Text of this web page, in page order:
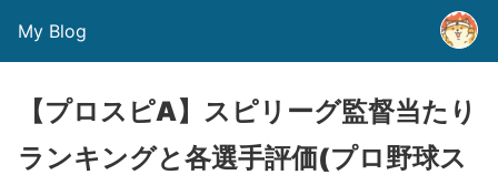
My Blog
【プロスピA】スピリーグ監督当たり
ランキングと各選手評価(プロ野球ス